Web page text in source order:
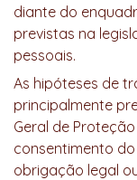
diante do
previstas na
pessoais.
As hipóteses de
principalmente
Geral de
consentimento
obrigação legal